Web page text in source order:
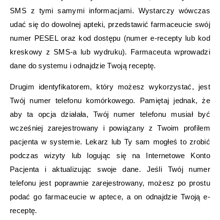
SMS z tymi samymi informacjami. Wystarczy wówczas
udać się do dowolnej apteki, przedstawić farmaceucie swój
numer PESEL oraz kod dostępu (numer e-recepty lub kod
kreskowy z SMS-a lub wydruku). Farmaceuta wprowadzi
dane do systemu i odnajdzie Twoją receptę.
Drugim identyfikatorem, który możesz wykorzystać, jest
Twój numer telefonu komórkowego. Pamiętaj jednak, że
aby ta opcja działała, Twój numer telefonu musiał być
wcześniej zarejestrowany i powiązany z Twoim profilem
pacjenta w systemie. Lekarz lub Ty sam mogłeś to zrobić
podczas wizyty lub logując się na Internetowe Konto
Pacjenta i aktualizując swoje dane. Jeśli Twój numer
telefonu jest poprawnie zarejestrowany, możesz po prostu
podać go farmaceucie w aptece, a on odnajdzie Twoją e-
receptę.